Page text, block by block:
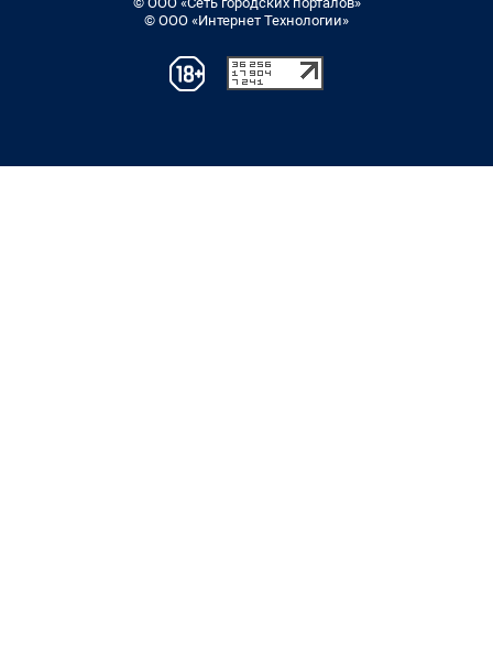
© ООО «Интернет Технологии»